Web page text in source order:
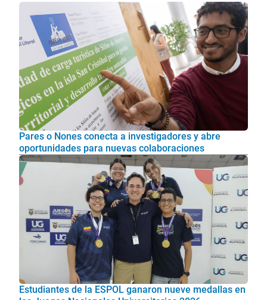
Pares o Nones conecta a investigadores y abre
oportunidades para nuevas colaboraciones
Estudiantes de la ESPOL ganaron nueve medallas en